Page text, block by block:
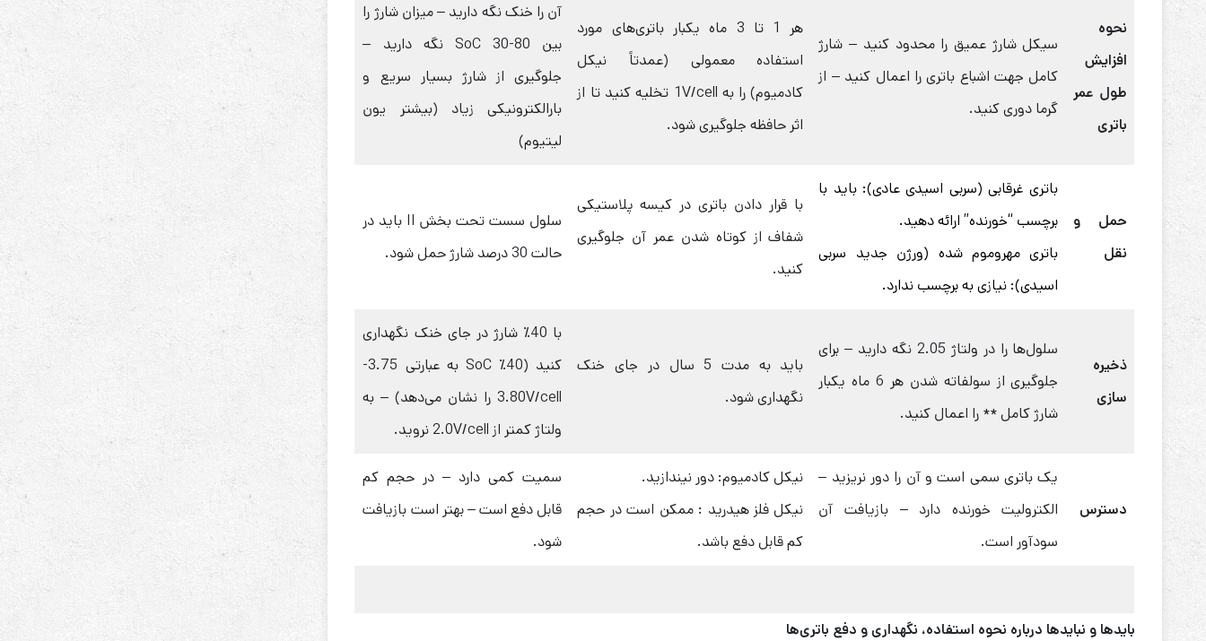
نحوه
افزایش
طول عمر
باتری
سیکل شارژ عمیق را محدود کنید – شارژ
کامل جهت اشباع باتری را اعمال کنید – از
گرما دوری کنید.
هر 1 تا 3 ماه یکبار باتری‌های مورد
استفاده معمولی (عمدتاً نیکل
کادمیوم) را به 1V/cell تخلیه کنید تا از
اثر حافظه جلوگیری شود.
آن را خنک نگه دارید – میزان شارژ را
بین SoC 30-80 نگه دارید –
جلوگیری از شارژ بسیار سریع و
بارالکترونیکی زیاد (بیشتر یون
لیتیوم)
حمل و
نقل
باتری غرقابی (سربی اسیدی عادی): باید با
برچسب “خورنده” ارائه دهید.
باتری مهر‌و‌موم شده (ورژن جدید سربی
اسیدی): نیازی به برچسب ندارد.
با قرار دادن باتری در کیسه پلاستیکی
شفاف از کوتاه شدن عمر آن جلوگیری
کنید.
سلول سست تحت بخش II باید در
حالت 30 درصد شارژ حمل شود.
ذخیره
سازی
سلول‌ها را در ولتاژ 2.05 نگه دارید – برای
جلوگیری از سولفاته شدن هر 6 ماه یکبار
شارژ کامل ** را اعمال کنید.
باید به مدت 5 سال در جای خنک
نگهداری شود.
با 40٪ شارژ در جای خنک نگهداری
کنید (40٪ SoC به عبارتی 3.75-
3.80V/cell را نشان می‌دهد) – به
ولتاژ کمتر از 2.0V/cell نروید.
دسترس
یک باتری‌ سمی است و آن را دور نریزید –
الکترولیت خورنده دارد – بازیافت آن
سودآور است.
نیکل کادمیوم: دور نیندازید.
نیکل فلز هیدرید : ممکن است در حجم
کم قابل دفع باشد.
سمیت کمی دارد – در حجم کم
قابل دفع است – بهتر است بازیافت
شود.
بایدها و نبایدها درباره نحوه استفاده، نگهداری و دفع باتری‌ها